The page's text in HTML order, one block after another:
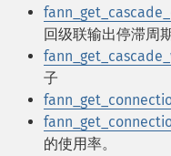
回级联输出停滞周
子
的使用率。